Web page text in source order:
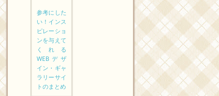
参考にした
い！インス
ピレーショ
ンを与えて
くれる
WEBデザ
イン・ギャ
ラリーサイ
トのまとめ